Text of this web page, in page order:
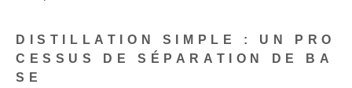
DISTILLATION SIMPLE : UN PRO
CESSUS DE SÉPARATION DE BA
SE